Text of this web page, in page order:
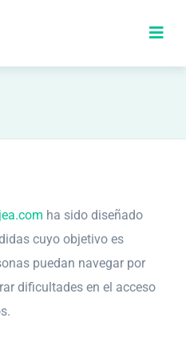
ha sido diseñado
cuyo objetivo es
puedan navegar por
dificultades en el acceso